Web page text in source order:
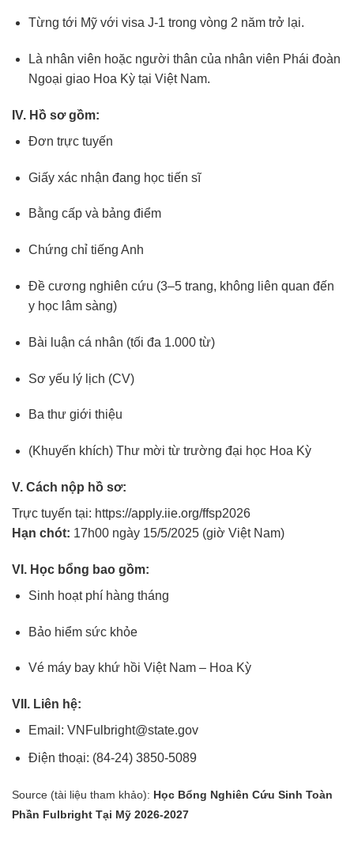
Từng tới Mỹ với visa J-1 trong vòng 2 năm trở lại.
Là nhân viên hoặc người thân của nhân viên Phái đoàn
Ngoại giao Hoa Kỳ tại Việt Nam.
IV. Hồ sơ gồm:
Đơn trực tuyến
Giấy xác nhận đang học tiến sĩ
Bằng cấp và bảng điểm
Chứng chỉ tiếng Anh
Đề cương nghiên cứu (3–5 trang, không liên quan đến
y học lâm sàng)
Bài luận cá nhân (tối đa 1.000 từ)
Sơ yếu lý lịch (CV)
Ba thư giới thiệu
(Khuyến khích) Thư mời từ trường đại học Hoa Kỳ
V. Cách nộp hồ sơ:
Trực tuyến tại: https://apply.iie.org/ffsp2026
Hạn chót: 17h00 ngày 15/5/2025 (giờ Việt Nam)
VI. Học bổng bao gồm:
Sinh hoạt phí hàng tháng
Bảo hiểm sức khỏe
Vé máy bay khứ hồi Việt Nam – Hoa Kỳ
VII. Liên hệ:
Email: VNFulbright@state.gov
Điện thoại: (84-24) 3850-5089
Source (tài liệu tham khảo): Học Bổng Nghiên Cứu Sinh Toàn
Phần Fulbright Tại Mỹ 2026-2027